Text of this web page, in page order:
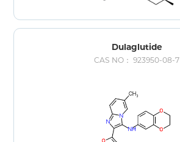
Dulaglutide
CAS NO： 923950-08-7